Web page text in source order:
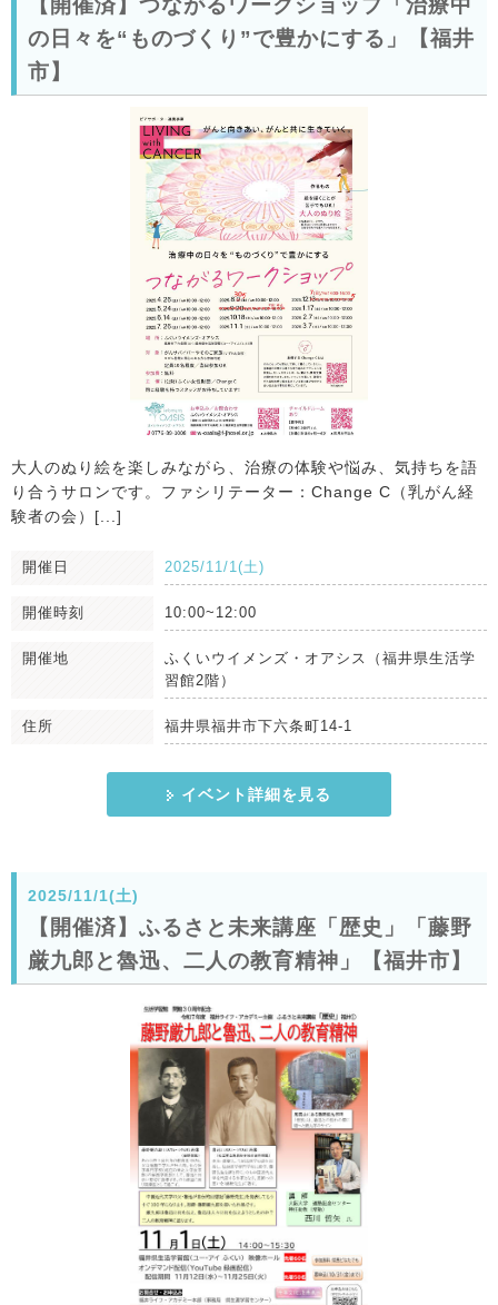
【開催済】つながるワークショップ「治療中
の日々を“ものづくり”で豊かにする」【福井
市】
大人のぬり絵を楽しみながら、治療の体験や悩み、気持ちを語
り合うサロンです。ファシリテーター：Change C（乳がん経
験者の会）[...]
開催日 2025/11/1(土)
開催時刻 10:00~12:00
開催地
ふくいウイメンズ・オアシス（福井県生活学
習館2階）
住所 福井県福井市下六条町14-1
イベント詳細を見る
2025/11/1(土)
【開催済】ふるさと未来講座「歴史」「藤野
厳九郎と魯迅、二人の教育精神」【福井市】